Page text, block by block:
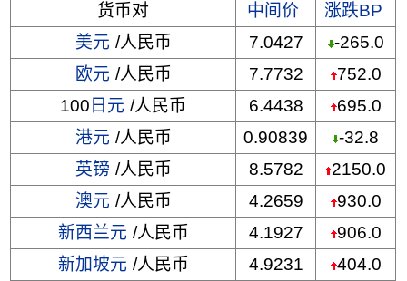
货币对 中间价
涨跌BP
美元 /人民币 7.0427
-265.0
欧元 /人民币 7.7732
752.0
100 日元 /人民币 6.4438
695.0
港元 /人民币 0.90839
-32.8
英镑 /人民币 8.5782
2150.0
澳元 /人民币 4.2659
930.0
新西兰元 /人民币 4.1927
906.0
新加坡元 /人民币 4.9231
404.0